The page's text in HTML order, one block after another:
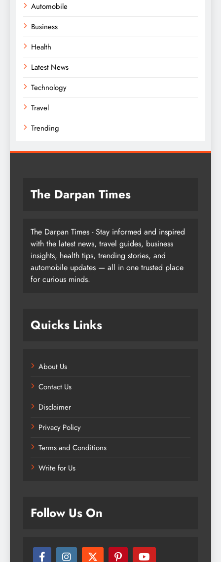
Automobile
Business
Health
Latest News
Technology
Travel
Trending
The Darpan Times
The Darpan Times - Stay informed and inspired
with the latest news, travel guides, business
insights, health tips, trending stories, and
automobile updates — all in one trusted place
for curious minds.
Quicks Links
About Us
Contact Us
Disclaimer
Privacy Policy
Terms and Conditions
Write for Us
Follow Us On